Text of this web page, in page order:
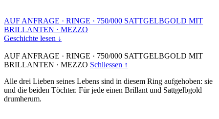
AUF ANFRAGE · RINGE · 750/000 SATTGELBGOLD MIT
BRILLANTEN · MEZZO
Geschichte lesen ↓
AUF ANFRAGE · RINGE · 750/000 SATTGELBGOLD MIT
BRILLANTEN · MEZZO Schliessen ↑
Alle drei Lieben seines Lebens sind in diesem Ring aufgehoben: sie
und die beiden Töchter. Für jede einen Brillant und Sattgelbgold
drumherum.